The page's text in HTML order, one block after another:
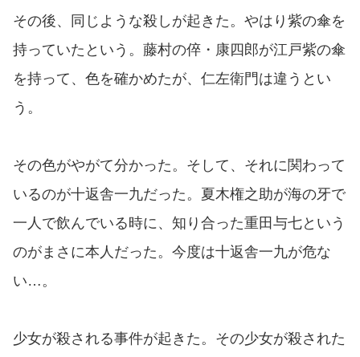
その後、同じような殺しが起きた。やはり紫の傘を
持っていたという。藤村の倅・康四郎が江戸紫の傘
を持って、色を確かめたが、仁左衛門は違うとい
う。
その色がやがて分かった。そして、それに関わって
いるのが十返舎一九だった。夏木権之助が海の牙で
一人で飲んでいる時に、知り合った重田与七という
のがまさに本人だった。今度は十返舎一九が危な
い…。
少女が殺される事件が起きた。その少女が殺された